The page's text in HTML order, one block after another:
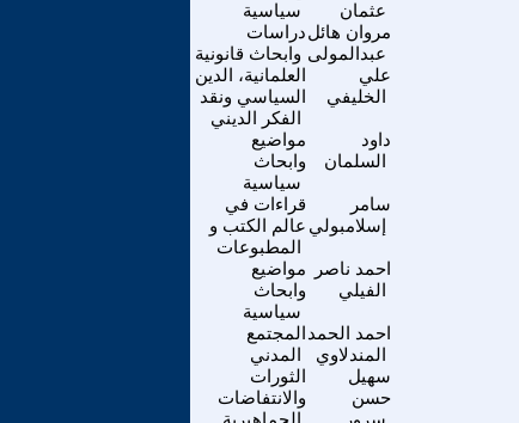
سياسية
عثمان
دراسات
وابحاث قانونية
مروان هائل
عبدالمولى
العلمانية، الدين
السياسي ونقد
الفكر الديني
علي
الخليفي
مواضيع
وابحاث
سياسية
داود
السلمان
قراءات في
عالم الكتب و
المطبوعات
سامر
إسلامبولي
مواضيع
وابحاث
سياسية
احمد ناصر
الفيلي
المجتمع
المدني
احمد الحمد
المندلاوي
الثورات
والانتفاضات
الجماهيرية
سهيل
حسن
سرور